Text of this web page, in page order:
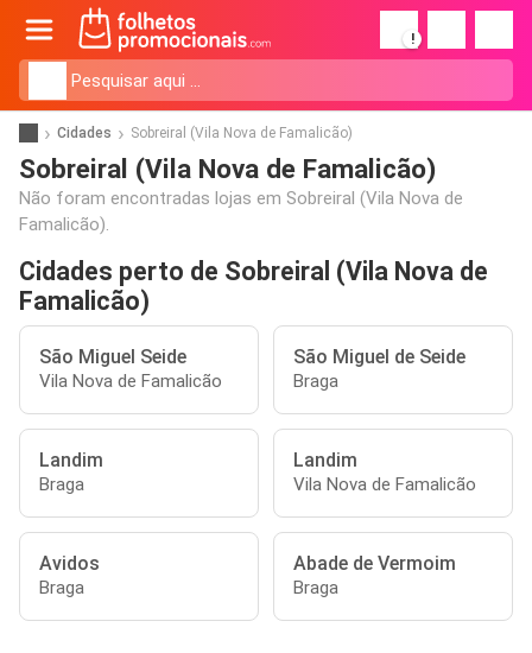
!
Cidades Sobreiral (Vila Nova de Famalicão)
Sobreiral (Vila Nova de Famalicão)
Não foram encontradas lojas em Sobreiral (Vila Nova de
Famalicão).
Cidades perto de Sobreiral (Vila Nova de
Famalicão)
São Miguel Seide
Vila Nova de Famalicão
São Miguel de Seide
Braga
Landim
Braga
Landim
Vila Nova de Famalicão
Avidos
Braga
Abade de Vermoim
Braga